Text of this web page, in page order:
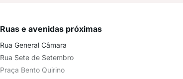
Ruas e avenidas próximas
Rua General Câmara
Rua Sete de Setembro
Praça Bento Quirino